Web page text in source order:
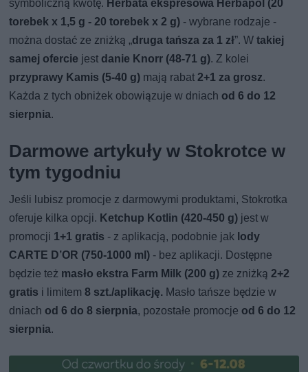
symboliczną kwotę. Herbata ekspresowa Herbapol (20
torebek x 1,5 g - 20 torebek x 2 g) - wybrane rodzaje -
można dostać ze zniżką „druga tańsza za 1 zł”. Wtakiej
samej ofercie jest danie Knorr (48-71 g). Z kolei
przyprawy Kamis (5-40 g) mają rabat2+1 za grosz.
Każda z tych obniżek obowiązuje w dniach od 6 do 12
sierpnia.
Darmowe artykuły w Stokrotce w
tym tygodniu
Jeśli lubisz promocje z darmowymi produktami, Stokrotka
oferuje kilka opcji. Ketchup Kotlin (420-450 g) jest w
promocji 1+1 gratis - z aplikacją, podobnie jak lody
CARTE D’OR (750-1000 ml) - bez aplikacji. Dostępne
będzie też masło ekstra Farm Milk (200 g) ze zniżką2+2
gratis i limitem8 szt./aplikację. Masło tańsze będzie w
dniach od 6 do 8 sierpnia, pozostałe promocje od 6 do 12
sierpnia.